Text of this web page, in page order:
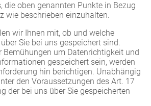
die oben genannten Punkte in Bezug
wie beschrieben einzuhalten.
wir Ihnen mit, ob und welche
Sie bei uns gespeichert sind.
Bemühungen um Datenrichtigkeit und
gespeichert sein, werden
hin berichtigen. Unabhängig
den Voraussetzungen des Art. 17
der bei uns über Sie gespeicherten